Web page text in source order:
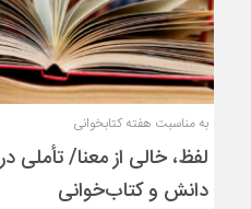
به مناسبت هفته کتابخوانی
لفظ، خالی از معنا/ تأملی
دانش و کتاب‌خوانی